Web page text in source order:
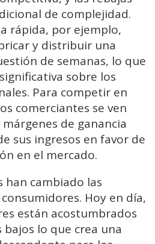
de complejidad.
rápida, por ejemplo,
y distribuir una
de semanas, lo que
sobre los
Para competir en
comerciantes se ven
de ganancia
sus ingresos en favor de
en el mercado.
han cambiado las
Hoy en día,
están acostumbrados
lo que crea una